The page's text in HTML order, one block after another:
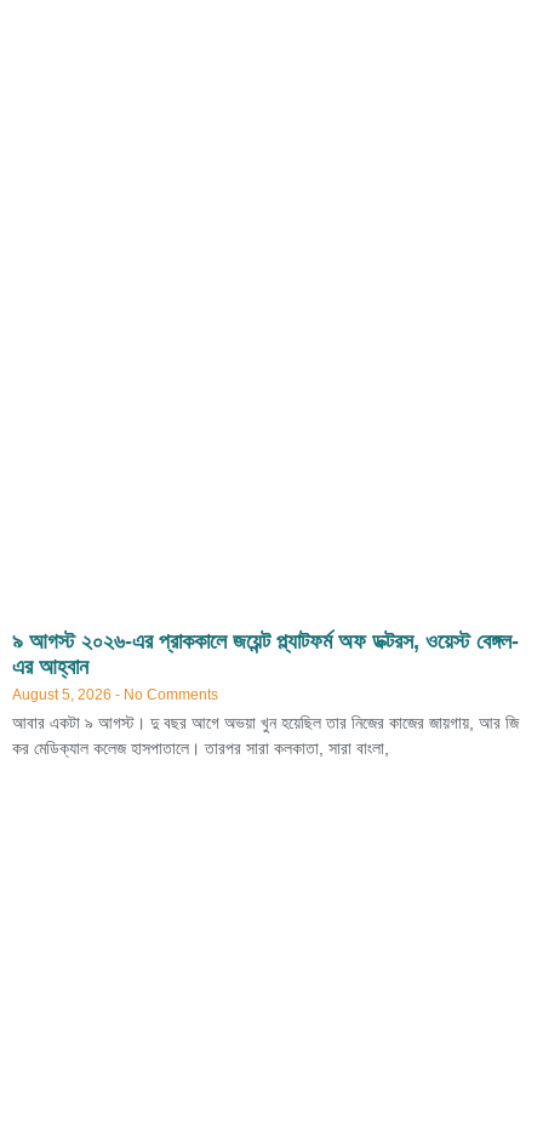
৯ আগস্ট ২০২৬-এর প্রাককালে জয়েন্ট প্ল্যাটফর্ম অফ ডক্টরস, ওয়েস্ট বেঙ্গল-
এর আহ্বান
August 5, 2026 No Comments
আবার একটা ৯ আগস্ট। দু বছর আগে অভয়া খুন হয়েছিল তার নিজের কাজের জায়গায়, আর জি
কর মেডিক্যাল কলেজ হাসপাতালে। তারপর সারা কলকাতা, সারা বাংলা,